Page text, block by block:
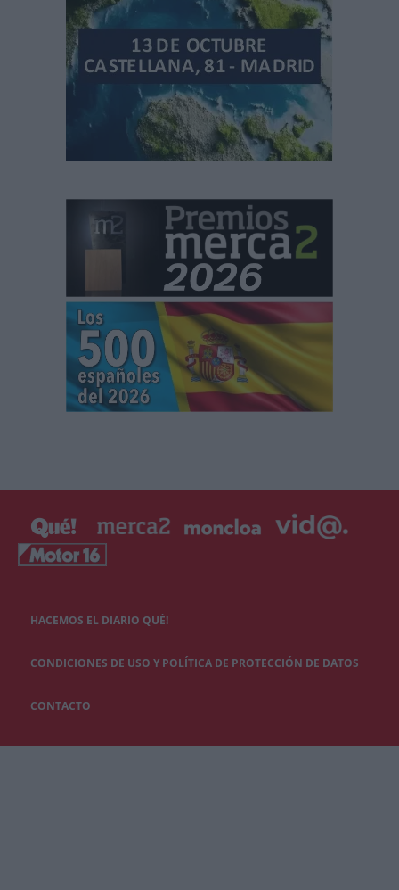
HACEMOS EL DIARIO QUÉ!
CONDICIONES DE USO Y POLÍTICA DE PROTECCIÓN DE DATOS
CONTACTO